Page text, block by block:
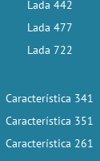
Lada 442
Lada 477
Lada 722
Característica 341
Característica 351
Característica 261